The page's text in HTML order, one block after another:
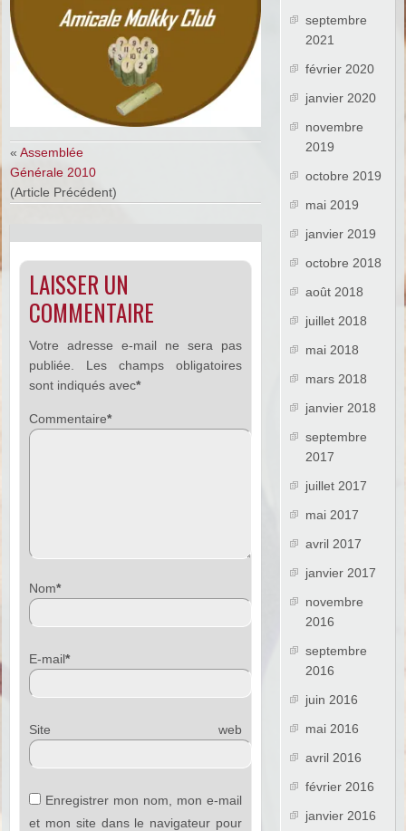
«Assemblée
Générale 2010
(Article Précédent)
LAISSER UN
COMMENTAIRE
Votre adresse e-mail ne sera pas
publiée.
Les champs obligatoires
sont indiqués avec*
Commentaire*
Nom*
E-mail*
Site web
Enregistrer mon nom, mon e-mail
et mon site dans le navigateur pour
septembre
2021
février 2020
janvier 2020
novembre
2019
octobre 2019
mai 2019
janvier 2019
octobre 2018
août 2018
juillet 2018
mai 2018
mars 2018
janvier 2018
septembre
2017
juillet 2017
mai 2017
avril 2017
janvier 2017
novembre
2016
septembre
2016
juin 2016
mai 2016
avril 2016
février 2016
janvier 2016